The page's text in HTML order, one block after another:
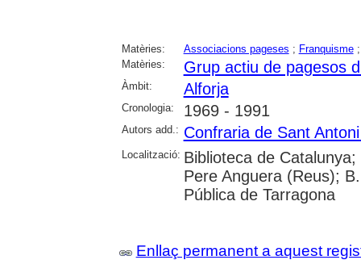
Matèries: Associacions pageses ; Franquisme
Matèries:
Grup actiu de pagesos
Àmbit: Alforja
Cronologia: 1969 - 1991
Autors add.: Confraria de Sant
Localització: Biblioteca de
Pere Anguera (Reus);
Pública de Tarragona
Enllaç permanent a aquest